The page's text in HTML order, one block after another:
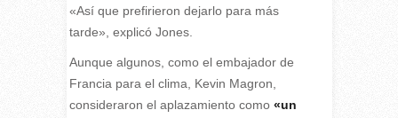
«Así que prefirieron dejarlo para más
tarde», explicó Jones.
Aunque algunos, como el embajador de
Francia para el clima, Kevin Magron,
consideraron el aplazamiento como «un